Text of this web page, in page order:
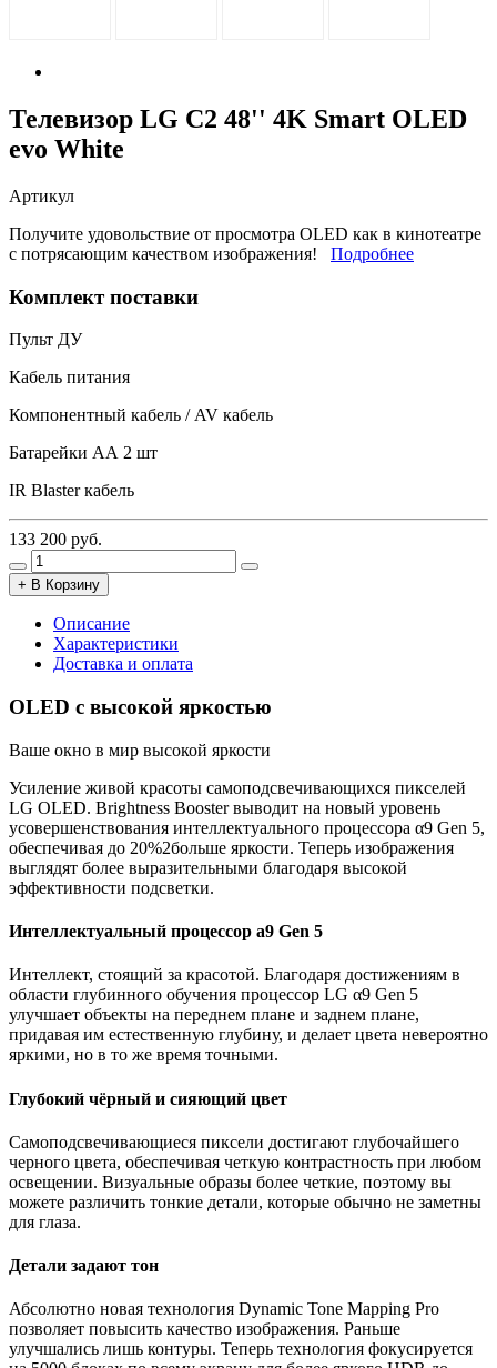
Телевизор LG C2 48'' 4K Smart OLED
evo White
Артикул
Получите удовольствие от просмотра OLED как в кинотеатре
с потрясающим качеством изображения! Подробнее
Комплект поставки
Пульт ДУ
Кабель питания
Компонентный кабель / AV кабель
Батарейки АА 2 шт
IR Blaster кабель
133 200 руб.
+ В Корзину
Описание
Характеристики
Доставка и оплата
OLED с высокой яркостью
Ваше окно в мир высокой яркости
Усиление живой красоты самоподсвечивающихся пикселей
LG OLED. Brightness Booster выводит на новый уровень
усовершенствования интеллектуального процессора α9 Gen 5,
обеспечивая до 20%2больше яркости. Теперь изображения
выглядят более выразительными благодаря высокой
эффективности подсветки.
Интеллектуальный процессор a9 Gen 5
Интеллект, стоящий за красотой. Благодаря достижениям в
области глубинного обучения процессор LG α9 Gen 5
улучшает объекты на переднем плане и заднем плане,
придавая им естественную глубину, и делает цвета невероятно
яркими, но в то же время точными.
Глубокий чёрный и сияющий цвет
Самоподсвечивающиеся пиксели достигают глубочайшего
черного цвета, обеспечивая четкую контрастность при любом
освещении. Визуальные образы более четкие, поэтому вы
можете различить тонкие детали, которые обычно не заметны
для глаза.
Детали задают тон
Абсолютно новая технология Dynamic Tone Mapping Pro
позволяет повысить качество изображения. Раньше
улучшались лишь контуры. Теперь технология фокусируется